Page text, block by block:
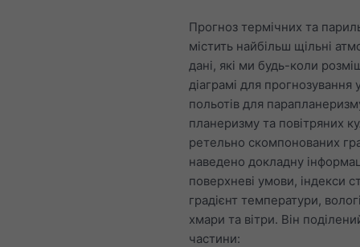
Прогноз термічних та
містить найбільш щільні
дані, які ми будь-коли
діаграмі для прогнозування
польотів для
планеризму та повітряних
ретельно скомпонованих
наведено докладну
поверхневі умови, індекси
градієнт температури,
хмари та вітри. Він
частини: